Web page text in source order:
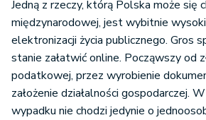
Krok 5 - Pozostałe czynności
Krok 6 - Wykreślenie spółki
Jedną z rzeczy, którą Polska może się
międzynarodowej, jest wybitnie
elektronizacji życia publicznego. Gros
stanie załatwić online. Począwszy od
podatkowej, przez wyrobienie
założenie działalności gospodarczej.
wypadku nie chodzi jedynie o